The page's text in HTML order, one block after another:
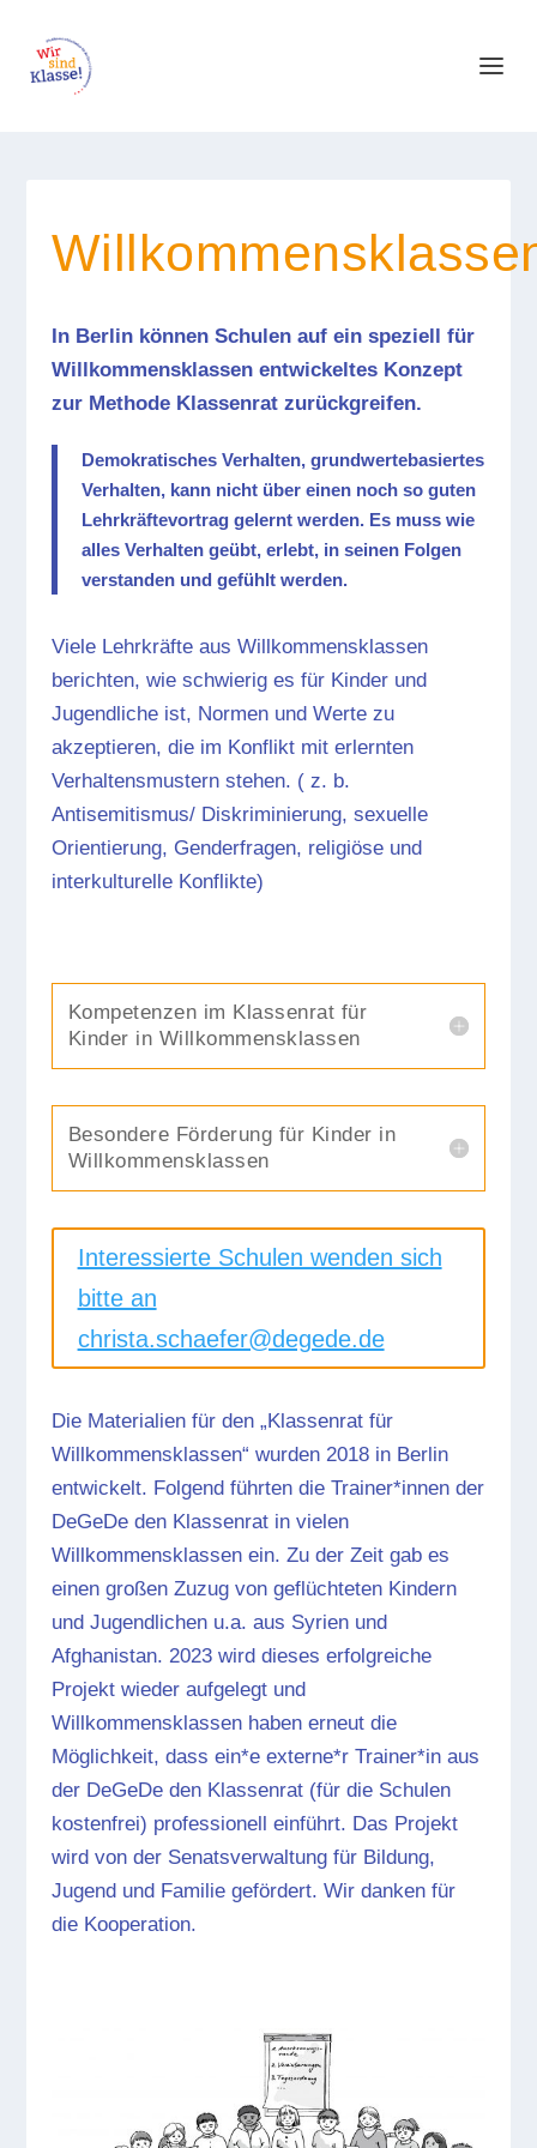
In Berlin können Schulen auf ein speziell für
Willkommensklassen entwickeltes Konzept
zur Methode Klassenrat zurückgreifen.
Demokratisches Verhalten, grundwertebasiertes
Verhalten, kann nicht über einen noch so guten
Lehrkräftevortrag gelernt werden. Es muss wie
alles Verhalten geübt, erlebt, in seinen Folgen
verstanden und gefühlt werden.
Viele Lehrkräfte aus Willkommensklassen
berichten, wie schwierig es für Kinder und
Jugendliche ist, Normen und Werte zu
akzeptieren, die im Konflikt mit erlernten
Verhaltensmustern stehen. ( z. b.
Antisemitismus/ Diskriminierung, sexuelle
Orientierung, Genderfragen, religiöse und
interkulturelle Konflikte)
Kompetenzen im Klassenrat für
Kinder in Willkommensklassen
Besondere Förderung für Kinder in
Willkommensklassen
Interessierte Schulen wenden sich
bitte an
christa.schaefer@degede.de
Die Materialien für den „Klassenrat für
Willkommensklassen“ wurden 2018 in Berlin
entwickelt. Folgend führten die Trainer*innen der
DeGeDe den Klassenrat in vielen
Willkommensklassen ein. Zu der Zeit gab es
einen großen Zuzug von geflüchteten Kindern
und Jugendlichen u.a. aus Syrien und
Afghanistan. 2023 wird dieses erfolgreiche
Projekt wieder aufgelegt und
Willkommensklassen haben erneut die
Möglichkeit, dass ein*e externe*r Trainer*in aus
der DeGeDe den Klassenrat (für die Schulen
kostenfrei) professionell einführt. Das Projekt
wird von der Senatsverwaltung für Bildung,
Jugend und Familie gefördert. Wir danken für
die Kooperation.